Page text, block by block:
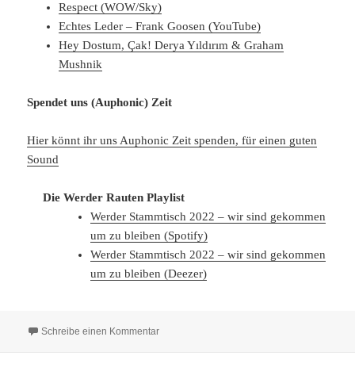
Respect (WOW/Sky)
Echtes Leder – Frank Goosen (YouTube)
Hey Dostum, Çak! Derya Yıldırım & Graham
Mushnik
Spendet uns (Auphonic) Zeit
Hier könnt ihr uns Auphonic Zeit spenden, für einen guten
Sound
Die Werder Rauten Playlist
Werder Stammtisch 2022 – wir sind gekommen
um zu bleiben (Spotify)
Werder Stammtisch 2022 – wir sind gekommen
um zu bleiben (Deezer)
Schreibe einen Kommentarzu WR182 – Woanders is Bochum auch